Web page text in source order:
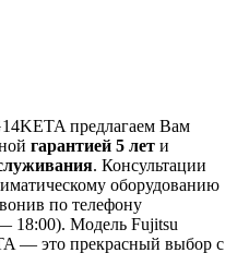
предлагаем Вам
гарантией 5 лет и
. Консультации
оборудованию
по телефону
18:00). Модель Fujitsu
— это прекрасный выбор с